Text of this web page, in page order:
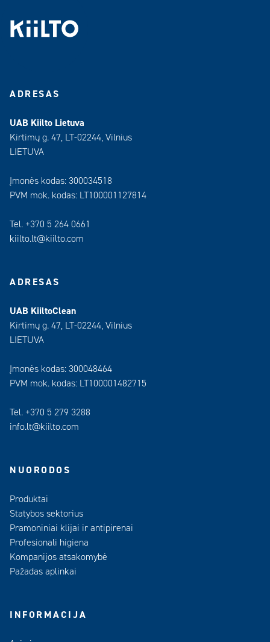
ADRESAS
UAB Kiilto Lietuva
Kirtimų g. 47, LT-02244, Vilnius
LIETUVA
Įmonės kodas: 300034518
PVM mok. kodas: LT100001127814
Tel. +370 5 264 0661
kiilto.lt@kiilto.com
ADRESAS
UAB KiiltoClean
Kirtimų g. 47, LT-02244, Vilnius
LIETUVA
Įmonės kodas: 300048464
PVM mok. kodas: LT100001482715
Tel. +370 5 279 3288
info.lt@kiilto.com
NUORODOS
Produktai
Statybos sektorius
Pramoniniai klijai ir antipirenai
Profesionali higiena
Kompanijos atsakomybė
Pažadas aplinkai
INFORMACIJA